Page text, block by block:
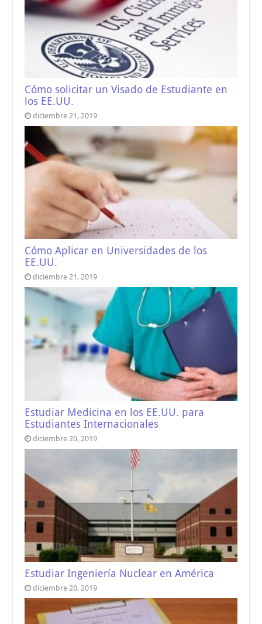
Cómo solicitar un Visado de Estudiante en
los EE.UU.
diciembre 21, 2019
Cómo Aplicar en Universidades de los
EE.UU.
diciembre 21, 2019
Estudiar Medicina en los EE.UU. para
Estudiantes Internacionales
diciembre 20, 2019
Estudiar Ingeniería Nuclear en América
diciembre 20, 2019